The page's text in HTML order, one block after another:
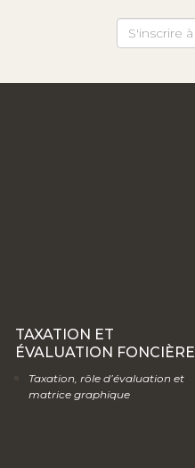
TAXATION ET
ÉVALUATION FONCIÈRE
Taxation, rôle d’évaluation et
matrice graphique